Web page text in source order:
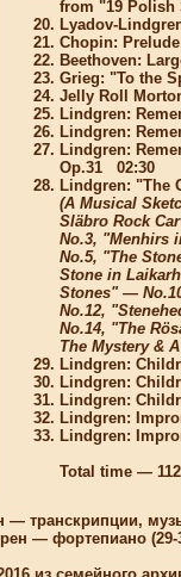
from "19 Polish
Lyadov-
Chopin:
Beethoven:
Grieg: "To the
Jelly Roll
Lindgren:
Lindgren:
Lindgren:
Op.31 02:30
Lindgren: "The
(A Musical
Släbro Rock
No.3, "Menhirs
No.5, "The
Stone in
Stones" —
No.12,
No.14, "The
The Mystery &
Lindgren:
Lindgren:
Lindgren:
Lindgren:
Lindgren:
Total time —
музыка (25-
(29-